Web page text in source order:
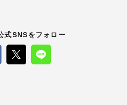
式SNSをフォロー